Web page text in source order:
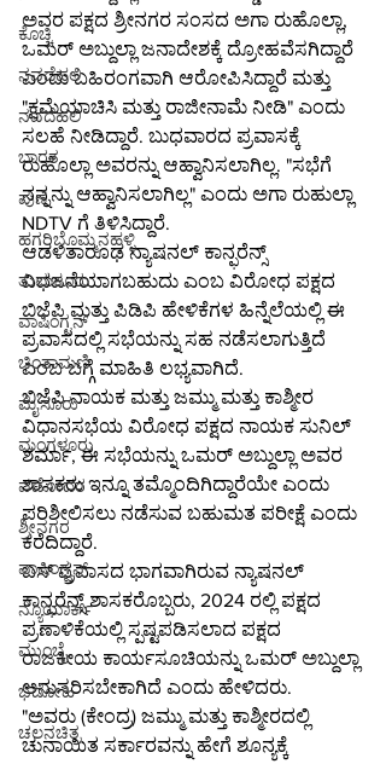
ಕೊಚ್ಚಿ
ನವದೆಹಲಿ
ನವದೆಹಲಿ
ಭಾರತ
ಪುಣೆ
ಹಗರಿಬೊಮ್ಮನಹಳ್ಳಿ
ತುಮಕೂರು
ವಾಷಿಂಗ್ಟನ್
ಚಿಂತಾಮಣಿ
ಮೈಸೂರು
ಮಂಗಳೂರು
ವಡೋದರ
ಶ್ರೀನಗರ
ವಾಷಿಂಗ್ಟನ್
ನ್ಯೂಯಾರ್ಕ್
ಮುಂಬೈ
ಭದೋಹಿ
ಚಲನಚಿತ್ರ
ಅವರ ಪಕ್ಷದ ಶ್ರೀನಗರ ಸಂಸದ ಅಗಾ ರುಹೊಲ್ಲಾ,
ಒಮರ್ ಅಬ್ದುಲ್ಲಾ ಜನಾದೇಶಕ್ಕೆ ದ್ರೋಹವೆಸಗಿದ್ದಾರೆ
ಎಂದು ಬಹಿರಂಗವಾಗಿ ಆರೋಪಿಸಿದ್ದಾರೆ ಮತ್ತು
"ಕ್ಷಮೆಯಾಚಿಸಿ ಮತ್ತು ರಾಜೀನಾಮೆ ನೀಡಿ" ಎಂದು
ಸಲಹೆ ನೀಡಿದ್ದಾರೆ. ಬುಧವಾರದ ಪ್ರವಾಸಕ್ಕೆ
ರುಹೊಲ್ಲಾ ಅವರನ್ನು ಆಹ್ವಾನಿಸಲಾಗಿಲ್ಲ. "ಸಭೆಗೆ
ನನ್ನನ್ನು ಆಹ್ವಾನಿಸಲಾಗಿಲ್ಲ" ಎಂದು ಅಗಾ ರುಹುಲ್ಲಾ
NDTV ಗೆ ತಿಳಿಸಿದ್ದಾರೆ.
ಆಡಳಿತಾರೂಢ ನ್ಯಾಷನಲ್ ಕಾನ್ಫರೆನ್ಸ್
ವಿಭಜನೆಯಾಗಬಹುದು ಎಂಬ ವಿರೋಧ ಪಕ್ಷದ
ಬಿಜೆಪಿ ಮತ್ತು ಪಿಡಿಪಿ ಹೇಳಿಕೆಗಳ ಹಿನ್ನೆಲೆಯಲ್ಲಿ ಈ
ಪ್ರವಾಸದಲ್ಲಿ ಸಭೆಯನ್ನು ಸಹ ನಡೆಸಲಾಗುತ್ತಿದೆ
ಎಂಬ ಬಗ್ಗೆ ಮಾಹಿತಿ ಲಭ್ಯವಾಗಿದೆ.
ಬಿಜೆಪಿ ನಾಯಕ ಮತ್ತು ಜಮ್ಮು ಮತ್ತು ಕಾಶ್ಮೀರ
ವಿಧಾನಸಭೆಯ ವಿರೋಧ ಪಕ್ಷದ ನಾಯಕ ಸುನಿಲ್
ಶರ್ಮಾ, ಈ ಸಭೆಯನ್ನು ಒಮರ್ ಅಬ್ದುಲ್ಲಾ ಅವರ
ಶಾಸಕರು ಇನ್ನೂ ತಮ್ಮೊಂದಿಗಿದ್ದಾರೆಯೇ ಎಂದು
ಪರಿಶೀಲಿಸಲು ನಡೆಸುವ ಬಹುಮತ ಪರೀಕ್ಷೆ ಎಂದು
ಕರೆದಿದ್ದಾರೆ.
ಬಸ್ ಪ್ರವಾಸದ ಭಾಗವಾಗಿರುವ ನ್ಯಾಷನಲ್
ಕಾನ್ಫರೆನ್ಸ್ ಶಾಸಕರೊಬ್ಬರು, 2024 ರಲ್ಲಿ ಪಕ್ಷದ
ಪ್ರಣಾಳಿಕೆಯಲ್ಲಿ ಸ್ಪಷ್ಟಪಡಿಸಲಾದ ಪಕ್ಷದ
ರಾಜಕೀಯ ಕಾರ್ಯಸೂಚಿಯನ್ನು ಒಮರ್ ಅಬ್ದುಲ್ಲಾ
ಅನುಸರಿಸಬೇಕಾಗಿದೆ ಎಂದು ಹೇಳಿದರು.
"ಅವರು (ಕೇಂದ್ರ) ಜಮ್ಮು ಮತ್ತು ಕಾಶ್ಮೀರದಲ್ಲಿ
ಚುನಾಯಿತ ಸರ್ಕಾರವನ್ನು ಹೇಗೆ ಶೂನ್ಯಕ್ಕೆ